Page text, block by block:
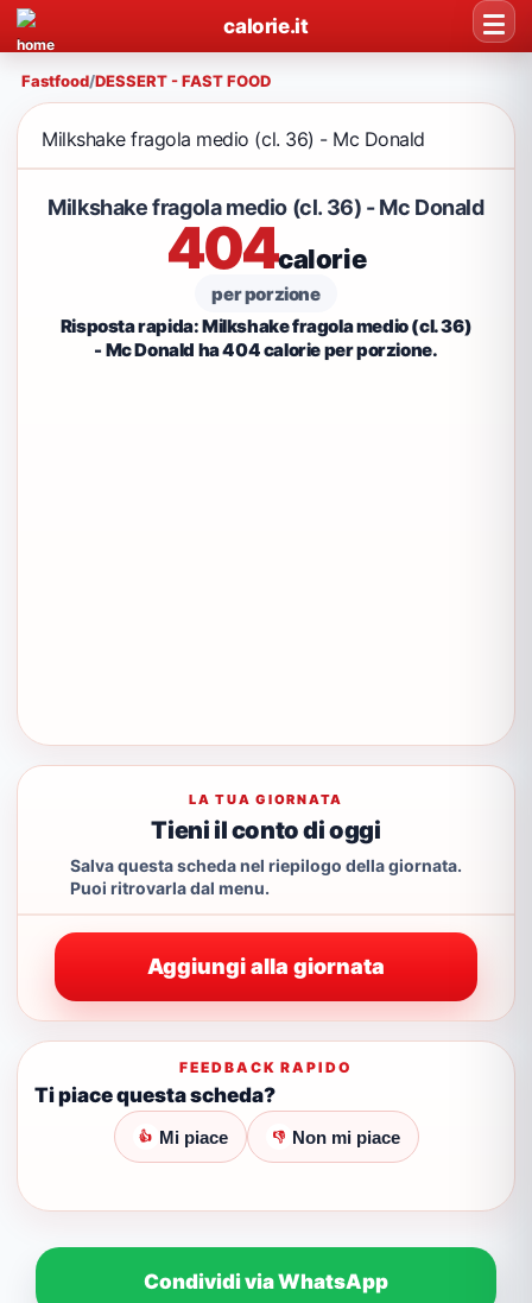
calorie.it
Fastfood/DESSERT - FAST FOOD
Milkshake fragola medio (cl. 36) - Mc Donald
Milkshake fragola medio (cl. 36) - Mc Donald
404calorie
per porzione
Risposta rapida: Milkshake fragola medio (cl. 36)
- Mc Donald ha 404 calorie per porzione.
LA TUA GIORNATA
Tieni il conto di oggi
Salva questa scheda nel riepilogo della giornata.
Puoi ritrovarla dal menu.
Aggiungi alla giornata
FEEDBACK RAPIDO
Ti piace questa scheda?
👍 Mi piace 👎 Non mi piace
Condividi via WhatsApp